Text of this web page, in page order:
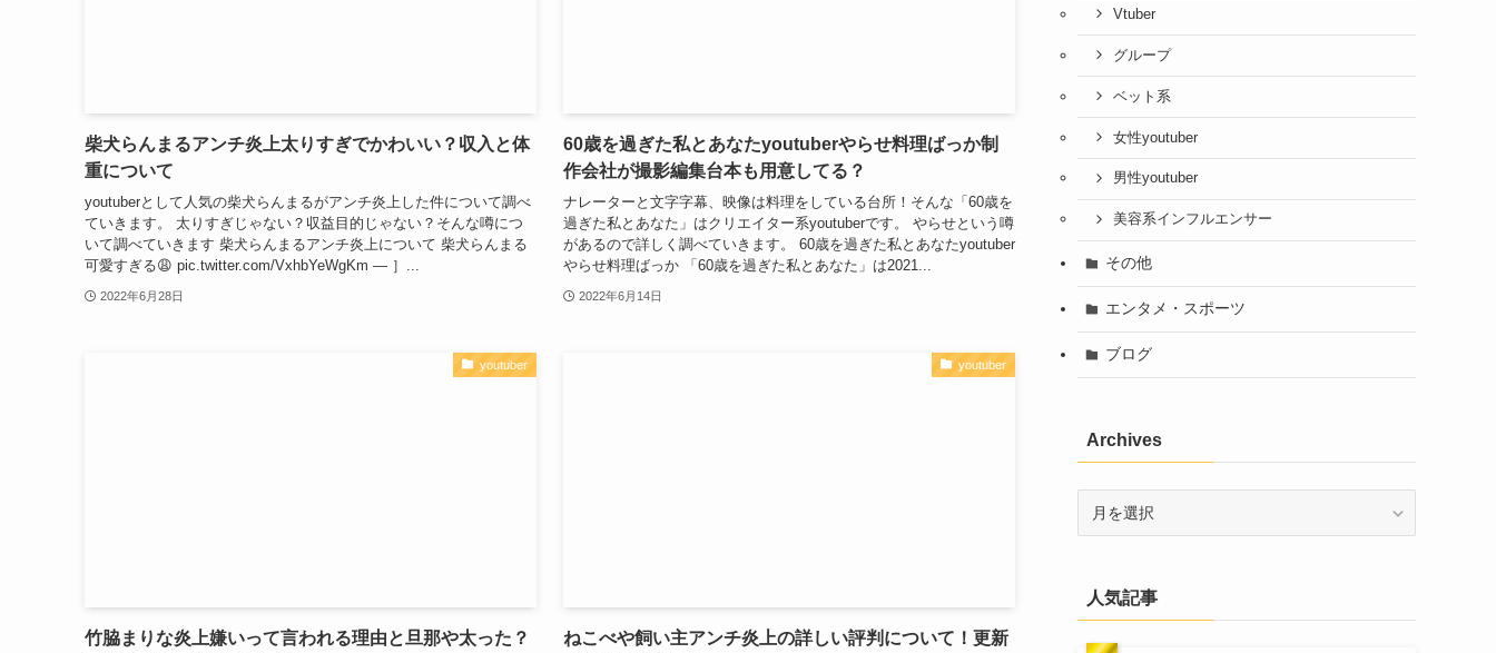
柴犬らんまるアンチ炎上太りすぎでかわいい？収入と体
重について
youtuberとして人気の柴犬らんまるがアンチ炎上した件について調べ
ていきます。 太りすぎじゃない？収益目的じゃない？そんな噂につ
いて調べていきます 柴犬らんまるアンチ炎上について 柴犬らんまる
可愛すぎる😩 pic.twitter.com/VxhbYeWgKm — ］...
2022年6月28日
60歳を過ぎた私とあなたyoutuberやらせ料理ばっか制
作会社が撮影編集台本も用意してる？
ナレーターと文字字幕、映像は料理をしている台所！そんな「60歳を
過ぎた私とあなた」はクリエイター系youtuberです。 やらせという噂
があるので詳しく調べていきます。 60歳を過ぎた私とあなたyoutuber
やらせ料理ばっか 「60歳を過ぎた私とあなた」は2021...
2022年6月14日
youtuber
竹脇まりな炎上嫌いって言われる理由と旦那や太った？
youtuber
ねこべや飼い主アンチ炎上の詳しい評判について！更新
Vtuber
グループ
ベット系
女性youtuber
男性youtuber
美容系インフルエンサー
その他
エンタメ・スポーツ
ブログ
Archives
人気記事